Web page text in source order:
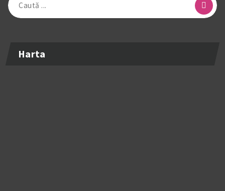
după:
Harta